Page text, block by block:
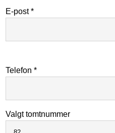
E-post *
Telefon *
Valgt tomtnummer